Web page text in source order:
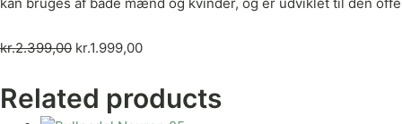
kr.2.399,00 kr.1.999,00
Related products